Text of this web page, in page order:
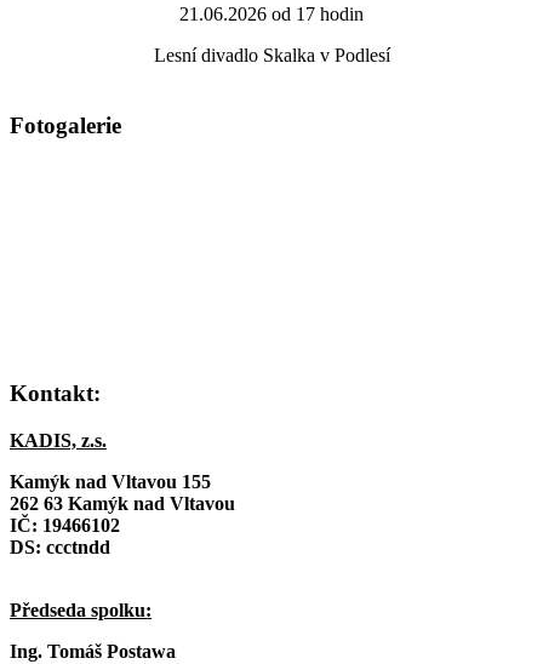
21.06.2026 od 17 hodin
Lesní divadlo Skalka v Podlesí
Fotogalerie
Kontakt:
KADIS, z.s.
Kamýk nad Vltavou 155
262 63 Kamýk nad Vltavou
IČ: 19466102
DS: ccctndd
Předseda spolku:
Ing. Tomáš Postawa